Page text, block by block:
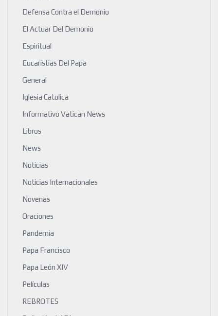
Defensa Contra el Demonio
El Actuar Del Demonio
Espiritual
Eucaristias Del Papa
General
Iglesia Catolica
Informativo Vatican News
Libros
News
Noticias
Noticias Internacionales
Novenas
Oraciones
Pandemia
Papa Francisco
Papa León XIV
Películas
REBROTES